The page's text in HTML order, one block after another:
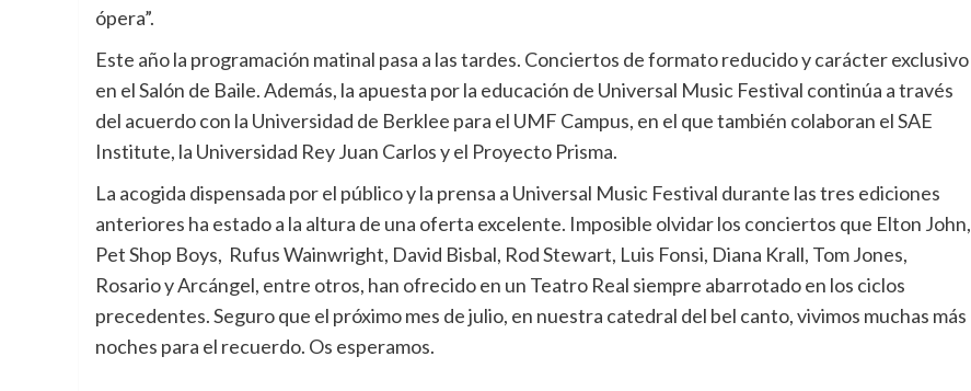
ópera”.
Este año la programación matinal pasa a las tardes. Conciertos de formato reducido y carácter exclusivo
en el Salón de Baile. Además, la apuesta por la educación de Universal Music Festival continúa a través
del acuerdo con la Universidad de Berklee para el UMF Campus, en el que también colaboran el SAE
Institute, la Universidad Rey Juan Carlos y el Proyecto Prisma.
La acogida dispensada por el público y la prensa a Universal Music Festival durante las tres ediciones
anteriores ha estado a la altura de una oferta excelente. Imposible olvidar los conciertos que Elton John,
Pet Shop Boys, Rufus Wainwright, David Bisbal, Rod Stewart, Luis Fonsi, Diana Krall, Tom Jones,
Rosario y Arcángel, entre otros, han ofrecido en un Teatro Real siempre abarrotado en los ciclos
precedentes. Seguro que el próximo mes de julio, en nuestra catedral del bel canto, vivimos muchas más
noches para el recuerdo. Os esperamos.